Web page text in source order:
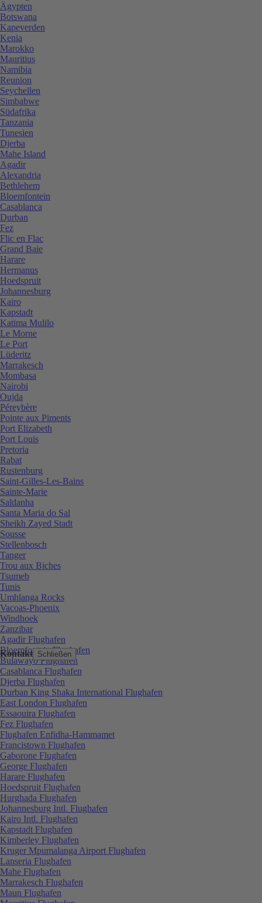
Kontakt Schließen
Ägypten
Botswana
Kapeverden
Kenia
Marokko
Mauritius
Namibia
Reunion
Seychellen
Simbabwe
Südafrika
Tanzania
Tunesien
Djerba
Mahe Island
Agadir
Alexandria
Bethlehem
Bloemfontein
Casablanca
Durban
Fez
Flic en Flac
Grand Baie
Harare
Hermanus
Hoedspruit
Johannesburg
Kairo
Kapstadt
Katima Mulilo
Le Morne
Le Port
Lüderitz
Marrakesch
Mombasa
Nairobi
Oujda
Péreybère
Pointe aux Piments
Port Elizabeth
Port Louis
Pretoria
Rabat
Rustenburg
Saint-Gilles-Les-Bains
Sainte-Marie
Saldanha
Santa Maria do Sal
Sheikh Zayed Stadt
Sousse
Stellenbosch
Tanger
Trou aux Biches
Tsumeb
Tunis
Umhlanga Rocks
Vacoas-Phoenix
Windhoek
Zanzibar
Agadir Flughafen
Bloemfontein Flughafen
Bulawayo Flughafen
Casablanca Flughafen
Djerba Flughafen
Durban King Shaka International Flughafen
East London Flughafen
Essaouira Flughafen
Fez Flughafen
Flughafen Enfidha-Hammamet
Francistown Flughafen
Gaborone Flughafen
George Flughafen
Harare Flughafen
Hoedspruit Flughafen
Hurghada Flughafen
Johannesburg Intl. Flughafen
Kairo Intl. Flughafen
Kapstadt Flughafen
Kimberley Flughafen
Kruger Mpumalanga Airport Flughafen
Lanseria Flughafen
Mahe Flughafen
Marrakesch Flughafen
Maun Flughafen